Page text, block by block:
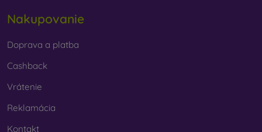
Nakupovanie
Doprava a platba
Cashback
Vrátenie
Reklamácia
Kontakt